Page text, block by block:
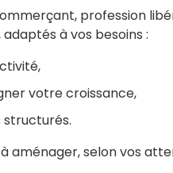
profession
à vos besoins :
votre croissance,
aménager, selon vos